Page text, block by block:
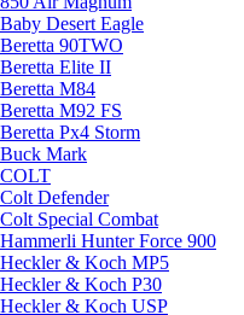
Desert Eagle
90TWO
Elite II
M84
M92 FS
Px4 Storm
Mark
Defender
Special Combat
Hunter Force 900
& Koch MP5
& Koch P30
& Koch USP